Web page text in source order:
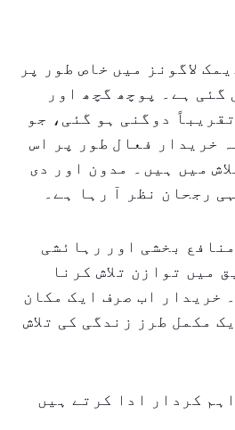
لاگونز میں خاص طور پر
گئی ہے۔ پوچھ گچھ اور
دوگنی ہو گئی، جو
خریدار فعال طور پر اس
میں ہیں۔ مدون اور دی
رجحان نظر آ رہا ہے۔
بخشی اور رہائشی
میں توازن تلاش کرنا
خریدار اب صرف ایک مکان
مکمل طرز زندگی کی تلاش
کردار ادا کرتے ہیں